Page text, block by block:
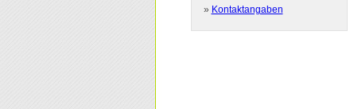
» Kontaktangaben